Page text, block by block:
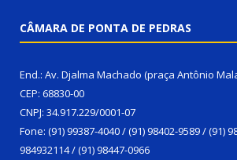
CÂMARA DE PONTA DE PEDRAS
End.: Av. Djalma Machado (praça Antônio
CEP: 68830-00
CNPJ: 34.917.229/0001-07
Fone: (91) 99387-4040 / (91) 98402-9589 / (91)
984932114 / (91) 98447-0966